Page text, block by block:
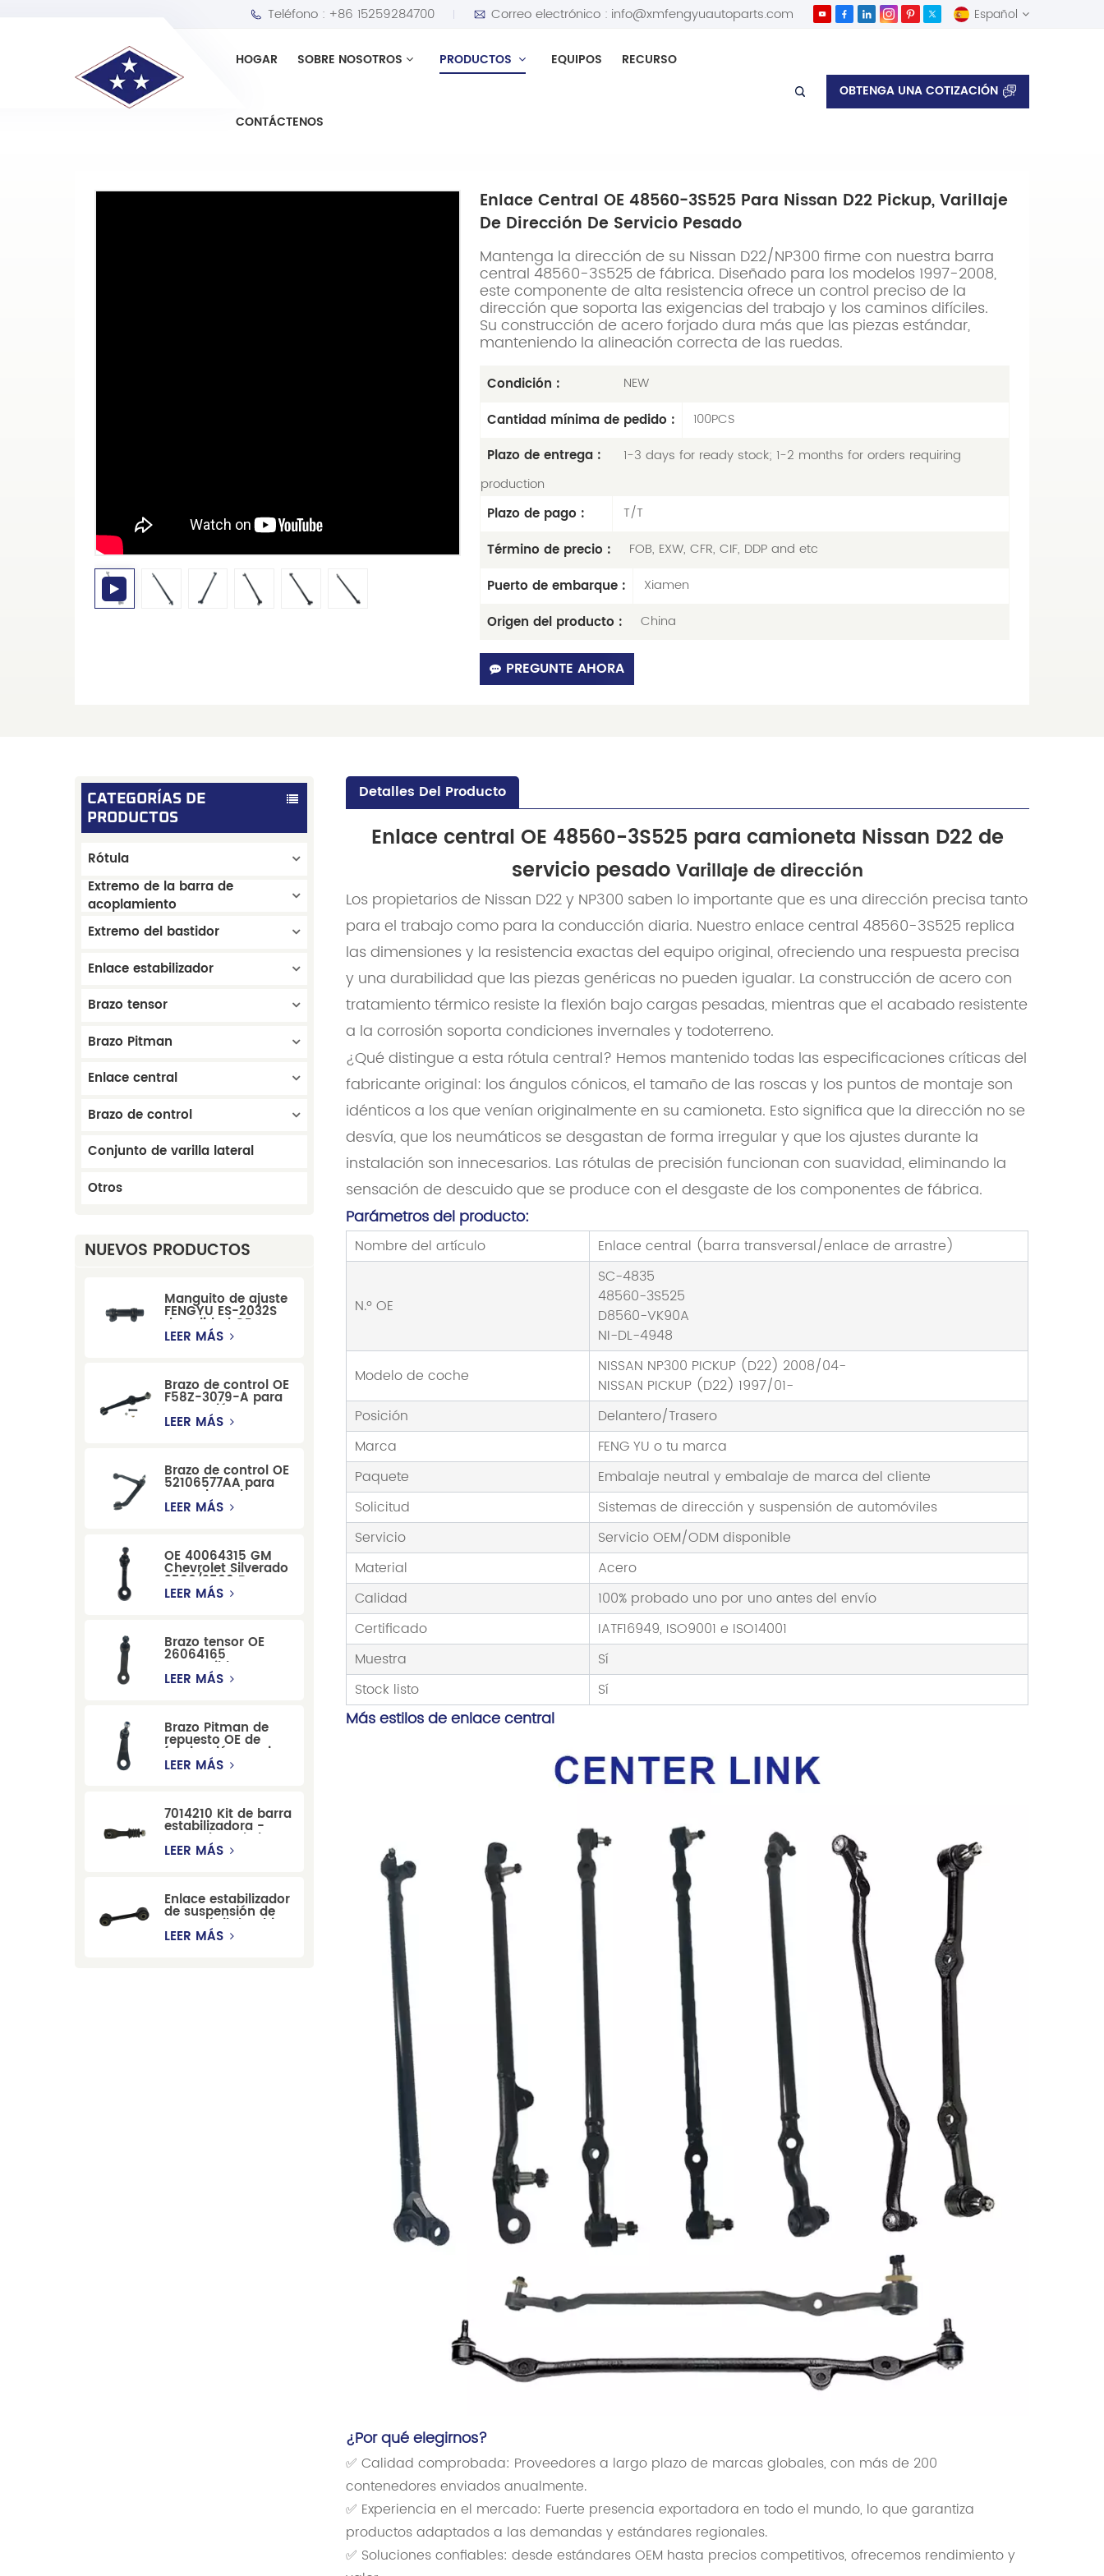
Teléfono : +86 15259284700 Correo electrónico : info@xmfengyuautoparts.com Español
English
HOGAR SOBRE NOSOTROS PRODUCTOS EQUIPOS RECURSO
CONTÁCTENOS
OBTENGA UNA COTIZACIÓN
HOGAR Enlace central OE 48560-3S525 para Nissan D22 Pickup, varillaje de dirección de servicio pesado
Enlace Central OE 48560-3S525 Para Nissan D22 Pickup, Varillaje
De Dirección De Servicio Pesado
Mantenga la dirección de su Nissan D22/NP300 firme con nuestra barra
central 48560-3S525 de fábrica. Diseñado para los modelos 1997-2008,
este componente de alta resistencia ofrece un control preciso de la
dirección que soporta las exigencias del trabajo y los caminos difíciles.
Su construcción de acero forjado dura más que las piezas estándar,
manteniendo la alineación correcta de las ruedas.
Condición :
NEW
Cantidad mínima de pedido :
100PCS
Plazo de entrega :
1-3 days for ready stock; 1-2 months for orders requiring
production
Plazo de pago :
T/T
Término de precio :
FOB, EXW, CFR, CIF, DDP and etc
Puerto de embarque :
Xiamen
Origen del producto :
China
PREGUNTE AHORA
CATEGORÍAS DE
PRODUCTOS
Rótula
Extremo de la barra de
acoplamiento
Extremo del bastidor
Enlace estabilizador
Brazo tensor
Brazo Pitman
Enlace central
Brazo de control
Conjunto de varilla lateral
Otros
NUEVOS PRODUCTOS
Manguito de ajuste
FENGYU ES-2032S
de calidad OE para
Mercury, Pontiac,
LEER MÁS
Brazo de control OE
F58Z-3079-A para
suspensión
delantera de Ford
LEER MÁS
Brazo de control OE
52106577AA para
reemplazo de
suspensión de
Durango
LEER MÁS
OE 40064315 GM
Chevrolet Silverado
2500/3500 Brazo
tensor para una
LEER MÁS
Brazo tensor OE
26064165
compatible con
modelos Cadillac
LEER MÁS
Brazo Pitman de
repuesto OE de
fabricación precisa
12479051, fabricado
Cadillac, Chevrolet
y Hummer.
LEER MÁS
7014210 Kit de barra
estabilizadora -
Reemplazo de barra
estabilizadora de
LEER MÁS
Enlace estabilizador
de suspensión de
automóvil de China
para Chevrolet
LEER MÁS
Detalles Del Producto
Enlace central OE 48560-3S525 para camioneta Nissan D22 de
servicio pesado Varillaje de dirección
Los propietarios de Nissan D22 y NP300 saben lo importante que es una dirección precisa tanto
para el trabajo como para la conducción diaria. Nuestro enlace central 48560-3S525 replica
las dimensiones y la resistencia exactas del equipo original, ofreciendo una respuesta precisa
y una durabilidad que las piezas genéricas no pueden igualar. La construcción de acero con
tratamiento térmico resiste la flexión bajo cargas pesadas, mientras que el acabado resistente
a la corrosión soporta condiciones invernales y todoterreno.
¿Qué distingue a esta rótula central? Hemos mantenido todas las especificaciones críticas del
fabricante original: los ángulos cónicos, el tamaño de las roscas y los puntos de montaje son
idénticos a los que venían originalmente en su camioneta. Esto significa que la dirección no se
desvía, que los neumáticos se desgastan de forma irregular y que los ajustes durante la
instalación son innecesarios. Las rótulas de precisión funcionan con suavidad, eliminando la
sensación de descuido que se produce con el desgaste de los componentes de fábrica.
Parámetros del producto:
Nombre del artículo Enlace central (barra transversal/enlace de arrastre)
N.º OE
SC-4835
48560-3S525
D8560-VK90A
NI-DL-4948
Modelo de coche
NISSAN NP300 PICKUP (D22) 2008/04-
NISSAN PICKUP (D22) 1997/01-
Posición
Delantero/Trasero
Marca
FENG YU o tu marca
Paquete
Embalaje neutral y embalaje de marca del cliente
Solicitud
Sistemas de dirección y suspensión de automóviles
Servicio
Servicio OEM/ODM disponible
Material
Acero
Calidad
100% probado uno por uno antes del envío
Certificado
IATF16949, ISO9001 e ISO14001
Muestra
Sí
Stock listo
Sí
Más estilos de enlace central
¿Por qué elegirnos?
✅ Calidad comprobada: Proveedores a largo plazo de marcas globales, con más de 200
contenedores enviados anualmente.
✅ Experiencia en el mercado: Fuerte presencia exportadora en todo el mundo, lo que garantiza
productos adaptados a las demandas y estándares regionales.
✅ Soluciones confiables: desde estándares OEM hasta precios competitivos, ofrecemos rendimiento y